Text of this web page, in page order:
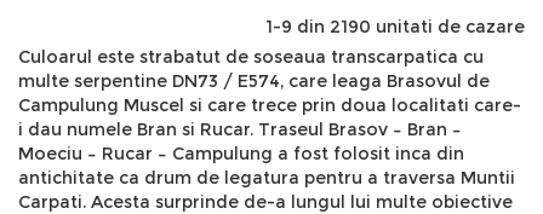
1-9 din 2190 unitati de cazare
Culoarul este strabatut de soseaua transcarpatica cu
multe serpentine DN73 / E574, care leaga Brasovul de
Campulung Muscel si care trece prin doua localitati care-
i dau numele Bran si Rucar. Traseul Brasov – Bran –
Moeciu – Rucar – Campulung a fost folosit inca din
antichitate ca drum de legatura pentru a traversa Muntii
Carpati. Acesta surprinde de-a lungul lui multe obiective